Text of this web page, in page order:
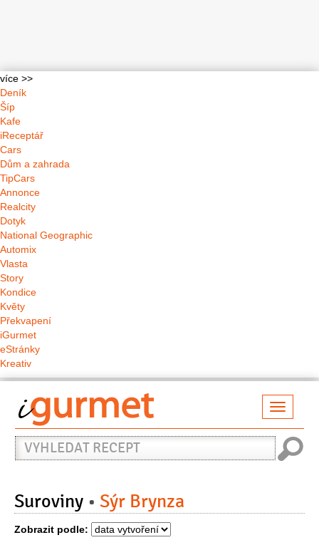
více >>
Deník
Šíp
Kafe
iReceptář
Cars
Dům a zahrada
TipCars
Annonce
Realcity
Dotyk
National Geographic
Automix
Vlasta
Story
Kondice
Květy
Překvapení
iGurmet
eStránky
Kreativ
Vyhledat
recept
Suroviny Sýr Brynza
Zobrazit podle: